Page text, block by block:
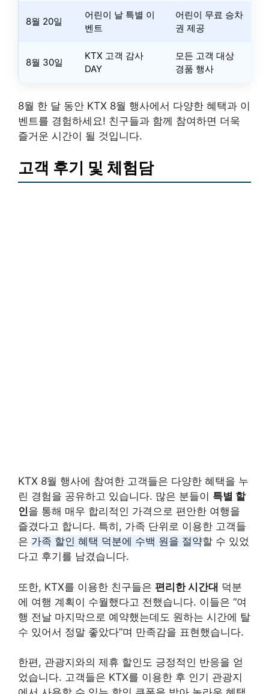
8월 20일
어린이 날 특별 이
벤트
어린이 무료 승차
권 제공
8월 30일
KTX 고객 감사
DAY
모든 고객 대상
경품 행사
8월 한 달 동안 KTX 8월 행사에서 다양한 혜택과 이
벤트를 경험하세요! 친구들과 함께 참여하면 더욱
즐거운 시간이 될 것입니다.
고객 후기 및 체험담
KTX 8월 행사에 참여한 고객들은 다양한 혜택을 누
린 경험을 공유하고 있습니다. 많은 분들이 특별 할
인을 통해 매우 합리적인 가격으로 편안한 여행을
즐겼다고 합니다. 특히, 가족 단위로 이용한 고객들
은 가족 할인 혜택 덕분에 수백 원을 절약할 수 있었
다고 후기를 남겼습니다.
또한, KTX를 이용한 친구들은 편리한 시간대 덕분
에 여행 계획이 수월했다고 전했습니다. 이들은 “여
행 전날 마지막으로 예약했는데도 원하는 시간에 탈
수 있어서 정말 좋았다”며 만족감을 표현했습니다.
한편, 관광지와의 제휴 할인도 긍정적인 반응을 얻
었습니다. 고객들은 KTX를 이용한 후 인기 관광지